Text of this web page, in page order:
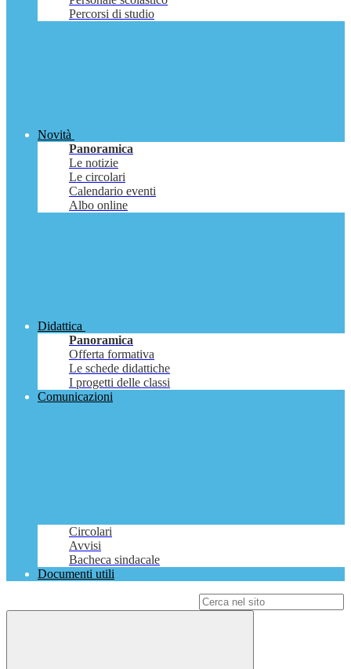
Percorsi di studio
Novità
Panoramica
Le notizie
Le circolari
Calendario eventi
Albo online
Didattica
Panoramica
Offerta formativa
Le schede didattiche
I progetti delle classi
Comunicazioni
Circolari
Avvisi
Bacheca sindacale
Documenti utili